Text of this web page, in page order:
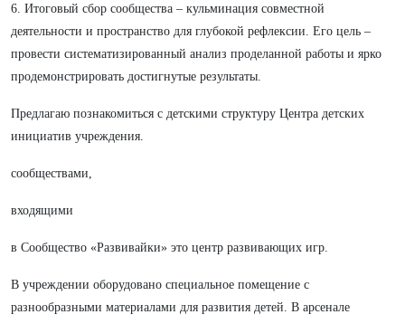
6. Итоговый сбор сообщества – кульминация совместной
деятельности и пространство для глубокой рефлексии. Его цель –
провести систематизированный анализ проделанной работы и ярко
продемонстрировать достигнутые результаты.
Предлагаю познакомиться с детскими структуру Центра детских
инициатив учреждения.
сообществами,
входящими
в Сообщество «Развивайки» это центр развивающих игр.
В учреждении оборудовано специальное помещение с
разнообразными материалами для развития детей. В арсенале